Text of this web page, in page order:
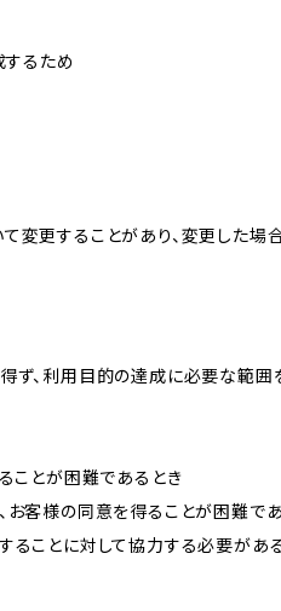
するため
更することがあり、変更した場
、利用目的の達成に必要な範囲
ことが困難であるとき
お客様の同意を得ることが困難で
ことに対して協力する必要があ